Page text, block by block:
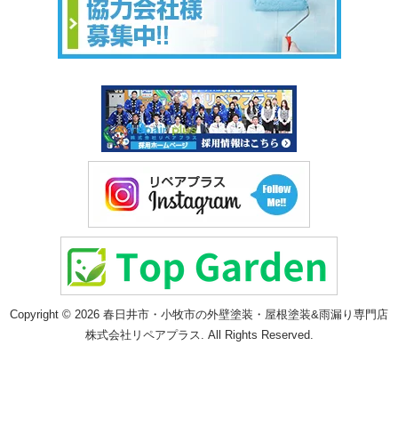
Copyright © 2026 春日井市・小牧市の外壁塗装・屋根塗装&雨漏り専門店
株式会社リペアプラス. All Rights Reserved.